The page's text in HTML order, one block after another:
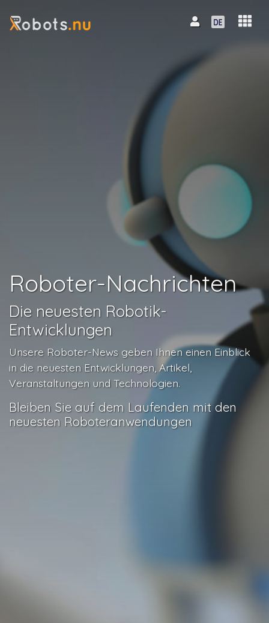
Roboter-Nachrichten
Die neuesten Robotik-
Entwicklungen
Unsere Roboter-News geben Ihnen einen Einblick
in die neuesten Entwicklungen, Artikel,
Veranstaltungen und Technologien.
Bleiben Sie auf dem Laufenden mit den
neuesten Roboteranwendungen